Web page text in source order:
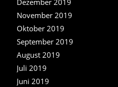
Dezember 2019
November 2019
Oktober 2019
September 2019
August 2019
Juli 2019
Juni 2019